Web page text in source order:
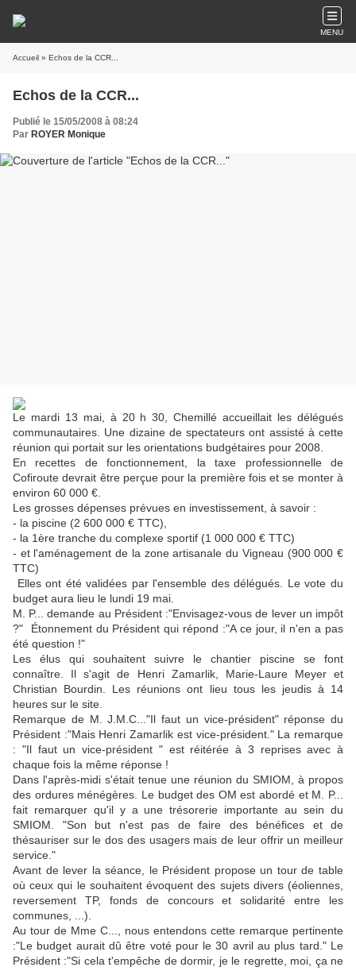
MENU
Accueil » Echos de la CCR...
Echos de la CCR...
Publié le 15/05/2008 à 08:24
Par ROYER Monique
Le mardi 13 mai, à 20 h 30, Chemillé accueillait les délégués
communautaires. Une dizaine de spectateurs ont assisté à cette
réunion qui portait sur les orientations budgétaires pour 2008.
En recettes de fonctionnement, la taxe professionnelle de
Cofiroute devrait être perçue pour la première fois et se monter à
environ 60 000 €.
Les grosses dépenses prévues en investissement, à savoir :
- la piscine (2 600 000 € TTC),
- la 1ère tranche du complexe sportif (1 000 000 € TTC)
- et l'aménagement de la zone artisanale du Vigneau (900 000 €
TTC)
Elles ont été validées par l'ensemble des délégués. Le vote du
budget aura lieu le lundi 19 mai.
M. P... demande au Président :"Envisagez-vous de lever un impôt
?" Étonnement du Président qui répond :"A ce jour, il n'en a pas
été question !"
Les élus qui souhaitent suivre le chantier piscine se font
connaître. Il s'agit de Henri Zamarlik, Marie-Laure Meyer et
Christian Bourdin. Les réunions ont lieu tous les jeudis à 14
heures sur le site.
Remarque de M. J.M.C..."Il faut un vice-président" réponse du
Président :"Mais Henri Zamarlik est vice-président." La remarque
: "Il faut un vice-président " est réitérée à 3 reprises avec à
chaque fois la même réponse !
Dans l'après-midi s'était tenue une réunion du SMIOM, à propos
des ordures ménégères. Le budget des OM est abordé et M. P...
fait remarquer qu'il y a une trésorerie importante au sein du
SMIOM. "Son but n'est pas de faire des bénéfices et de
thésauriser sur le dos des usagers mais de leur offrir un meilleur
service."
Avant de lever la séance, le Président propose un tour de table
où ceux qui le souhaitent évoquent des sujets divers (éoliennes,
reversement TP, fonds de concours et solidarité entre les
communes, ...).
Au tour de Mme C..., nous entendons cette remarque pertinente
:"Le budget aurait dû être voté pour le 30 avril au plus tard." Le
Président :"Si cela t'empêche de dormir, je le regrette, moi, ça ne